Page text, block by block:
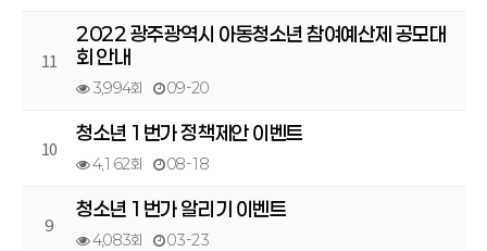
11
2022 광주광역시 아동청소년 참여예산제 공모대
회 안내
3,994회 09-20
10
청소년 1번가 정책제안 이벤트
4,162회 08-18
9
청소년 1번가 알리기 이벤트
4,083회 03-23